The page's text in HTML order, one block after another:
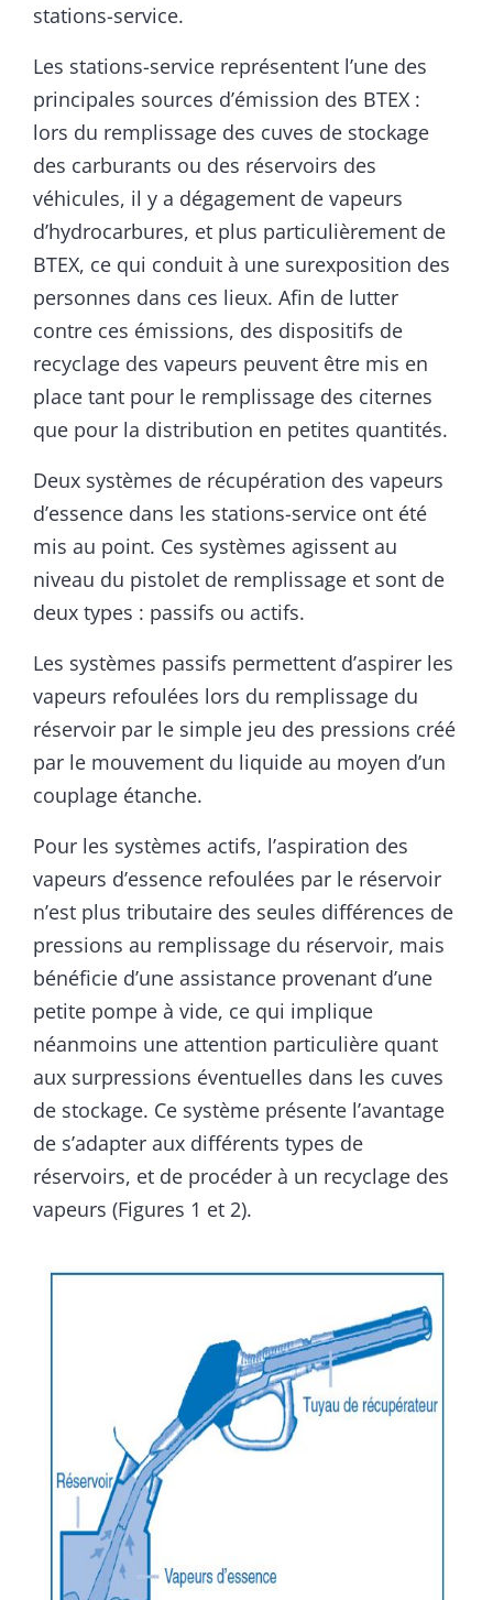
stations-service.
Les stations-service représentent l’une des
principales sources d’émission des BTEX :
lors du remplissage des cuves de stockage
des carburants ou des réservoirs des
véhicules, il y a dégagement de vapeurs
d’hydrocarbures, et plus particulièrement de
BTEX, ce qui conduit à une surexposition des
personnes dans ces lieux. Afin de lutter
contre ces émissions, des dispositifs de
recyclage des vapeurs peuvent être mis en
place tant pour le remplissage des citernes
que pour la distribution en petites quantités.
Deux systèmes de récupération des vapeurs
d’essence dans les stations-service ont été
mis au point. Ces systèmes agissent au
niveau du pistolet de remplissage et sont de
deux types : passifs ou actifs.
Les systèmes passifs permettent d’aspirer les
vapeurs refoulées lors du remplissage du
réservoir par le simple jeu des pressions créé
par le mouvement du liquide au moyen d’un
couplage étanche.
Pour les systèmes actifs, l’aspiration des
vapeurs d’essence refoulées par le réservoir
n’est plus tributaire des seules différences de
pressions au remplissage du réservoir, mais
bénéficie d’une assistance provenant d’une
petite pompe à vide, ce qui implique
néanmoins une attention particulière quant
aux surpressions éventuelles dans les cuves
de stockage. Ce système présente l’avantage
de s’adapter aux différents types de
réservoirs, et de procéder à un recyclage des
vapeurs (Figures 1 et 2).